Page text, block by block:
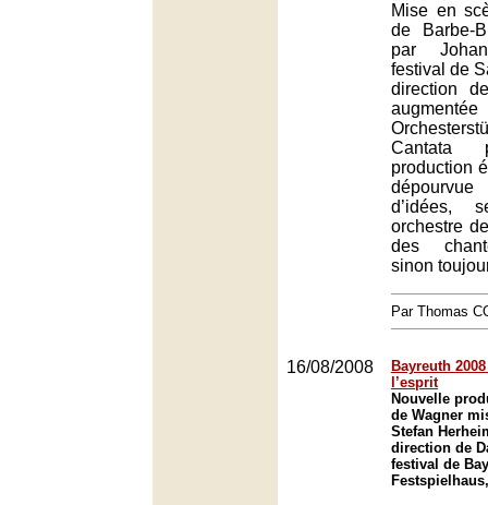
Mise en
de Barbe-
par
festival de
direction
Cantata
production
d’idées,
orchestre
des
sinon
Par Thomas
16/08/2008
Bayreuth
l’esprit
Nouvelle
de Wagner
Stefan
direction de
festival de